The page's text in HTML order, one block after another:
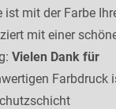
ist mit der Farbe
mit einer
Vielen Dank für
Farbdruck